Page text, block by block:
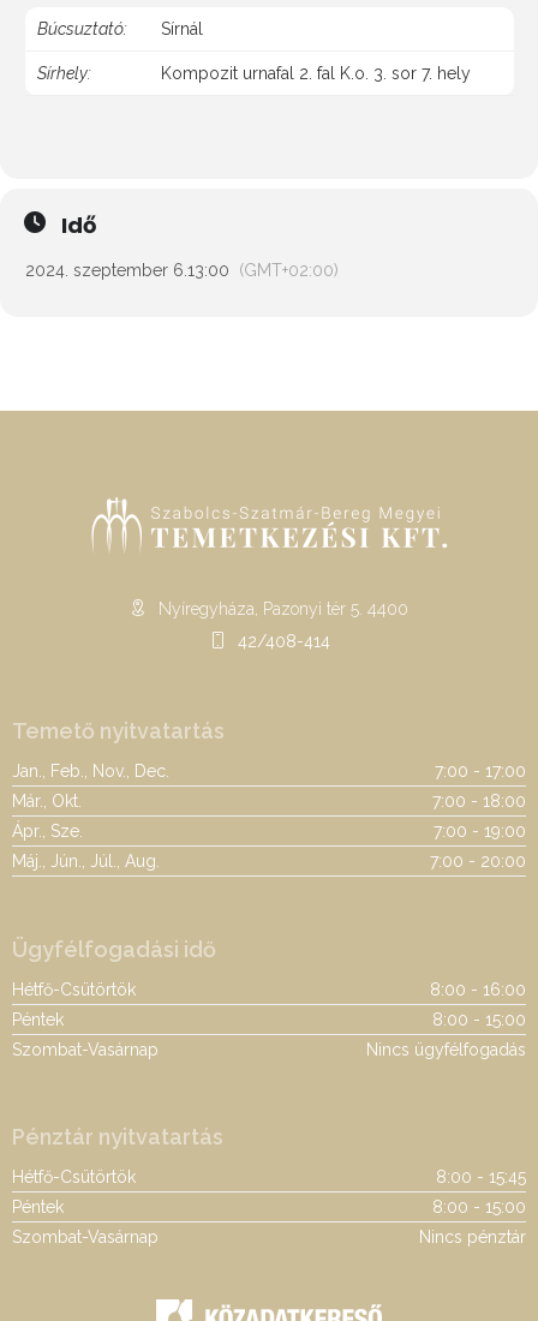
Búcsuztató: Sírnál
Sírhely: Kompozit urnafal 2. fal K.o. 3. sor 7. hely
Idő
2024. szeptember 6. 13:00 (GMT+02:00)
Nyíregyháza, Pazonyi tér 5. 4400
42/408-414
Temető nyitvatartás
Jan., Feb., Nov., Dec.
7:00 - 17:00
Már., Okt.
7:00 - 18:00
Ápr., Sze.
7:00 - 19:00
Máj., Jún., Júl., Aug.
7:00 - 20:00
Ügyfélfogadási idő
Hétfő-Csütörtök
8:00 - 16:00
Péntek
8:00 - 15:00
Szombat-Vasárnap
Nincs ügyfélfogadás
Pénztár nyitvatartás
Hétfő-Csütörtök
8:00 - 15:45
Péntek
8:00 - 15:00
Szombat-Vasárnap
Nincs pénztár